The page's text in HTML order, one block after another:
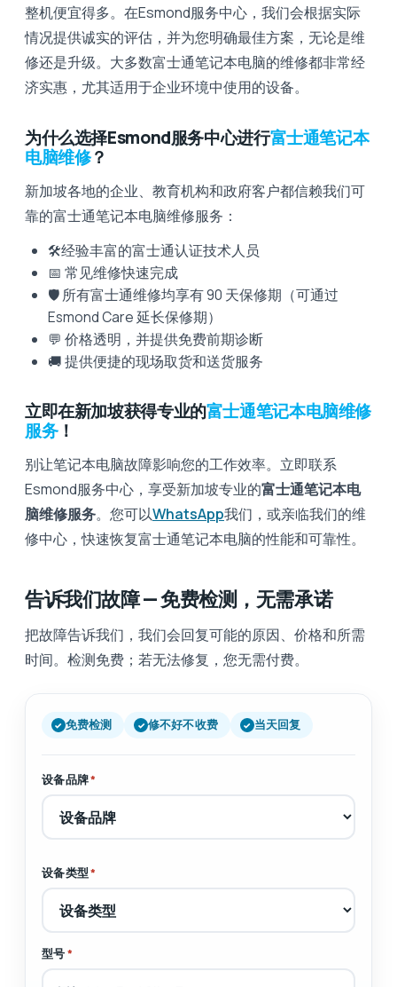
整机便宜得多。在Esmond服务中心，我们会根据实际
情况提供诚实的评估，并为您明确最佳方案，无论是维
修还是升级。大多数富士通笔记本电脑的维修都非常经
济实惠，尤其适用于企业环境中使用的设备。
为什么选择Esmond服务中心进行富士通笔记本
电脑维修？
新加坡各地的企业、教育机构和政府客户都信赖我们可
靠的富士通笔记本电脑维修服务：
🛠️经验丰富的富士通认证技术人员
📅 常见维修快速完成
🛡️ 所有富士通维修均享有 90 天保修期（可通过
Esmond Care 延长保修期）
💬 价格透明，并提供免费前期诊断
🚚 提供便捷的现场取货和送货服务
立即在新加坡获得专业的富士通笔记本电脑维修
服务！
别让笔记本电脑故障影响您的工作效率。立即联系
Esmond服务中心，享受新加坡专业的富士通笔记本电
脑维修服务。您可以WhatsApp我们，或亲临我们的维
修中心，快速恢复富士通笔记本电脑的性能和可靠性。
告诉我们故障 — 免费检测，无需承诺
把故障告诉我们，我们会回复可能的原因、价格和所需
时间。检测免费；若无法修复，您无需付费。
免费检测 修不好不收费 当天回复
设备品牌*
设备类型*
型号*